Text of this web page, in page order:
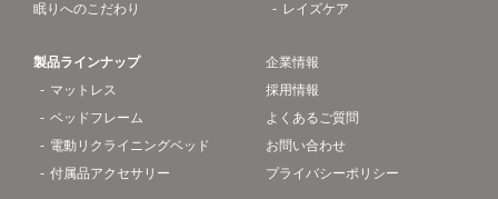
眠りへのこだわり
レイズケア
製品ラインナップ
マットレス
ベッドフレーム
電動リクライニングベッド
付属品アクセサリー
企業情報
採用情報
よくあるご質問
お問い合わせ
プライバシーポリシー